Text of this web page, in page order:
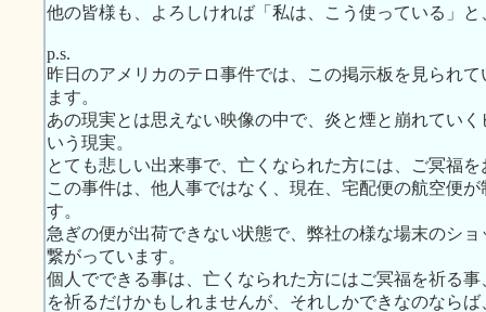
他の皆様も、よろしければ「私は、こう使っている」
p.s.
昨日のアメリカのテロ事件では、この掲示板を見られ
ます。
あの現実とは思えない映像の中で、炎と煙と崩れてい
いう現実。
とても悲しい出来事で、亡くなられた方には、ご冥福
この事件は、他人事ではなく、現在、宅配便の航空便
す。
急ぎの便が出荷できない状態で、弊社の様な場末のシ
繋がっています。
個人でできる事は、亡くなられた方にはご冥福を祈る
を祈るだけかもしれませんが、それしかできなのなら